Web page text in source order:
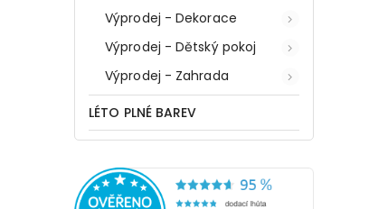
Výprodej - Dekorace
Výprodej - Dětský pokoj
Výprodej - Zahrada
LÉTO PLNÉ BAREV